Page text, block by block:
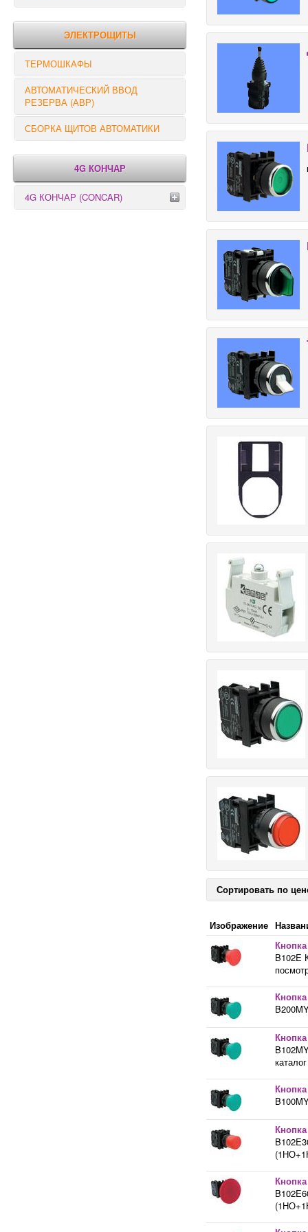
РЕЛЕ КОНТРОЛЯ
ЭЛЕКТРОЩИТЫ
ТЕРМОШКАФЫ
АВТОМАТИЧЕСКИЙ ВВОД
РЕЗЕРВА (АВР)
СБОРКА ЩИТОВ АВТОМАТИКИ
4G КОНЧАР
4G КОНЧАР (CONCAR)
Сортировать по
Изображение
B102E
каталог